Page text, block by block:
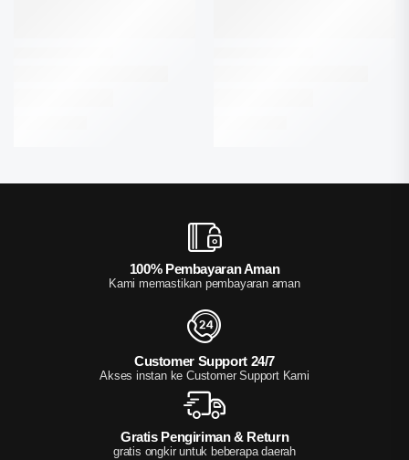
100% Pembayaran Aman
Kami memastikan pembayaran aman
Customer Support 24/7
Akses instan ke Customer Support Kami
Gratis Pengiriman & Return
gratis ongkir untuk beberapa daerah